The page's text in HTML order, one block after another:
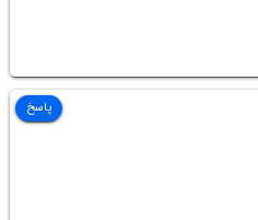
پاسخ